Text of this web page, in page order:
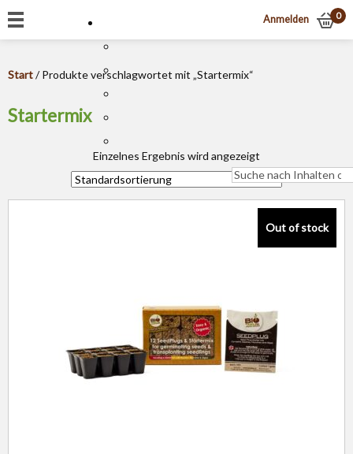
Anmelden 0
Start/ Produkte verschlagwortet mit „Startermix“
Startermix
Einzelnes Ergebnis wird angezeigt